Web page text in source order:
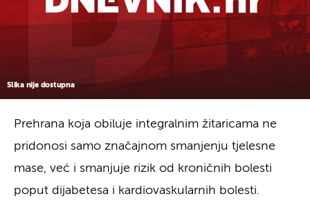
Slika nije dostupna
Prehrana koja obiluje integralnim žitaricama ne
pridonosi samo značajnom smanjenju tjelesne
mase, već i smanjuje rizik od kroničnih bolesti
poput dijabetesa i kardiovaskularnih bolesti.